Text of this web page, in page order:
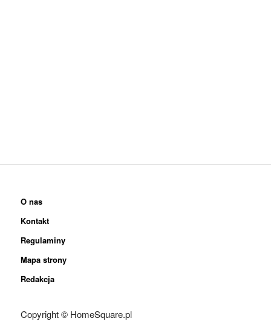
O nas
Kontakt
Regulaminy
Mapa strony
Redakcja
Copyright © HomeSquare.pl